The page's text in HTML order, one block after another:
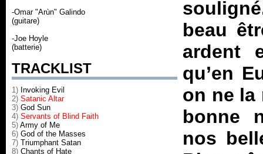
-Omar "Arùn" Galindo
(guitare)
-Joe Hoyle
(batterie)
TRACKLIST
1) Invoking Evil
2) Satanic Altar
3) God Sun
4) Servants of Blind Faith
5) Army of Me
6) God of the Masses
7) Triumphant Satan
8) Chants of Hate
beau
ardent
qu’en
on ne la
bonne
nos